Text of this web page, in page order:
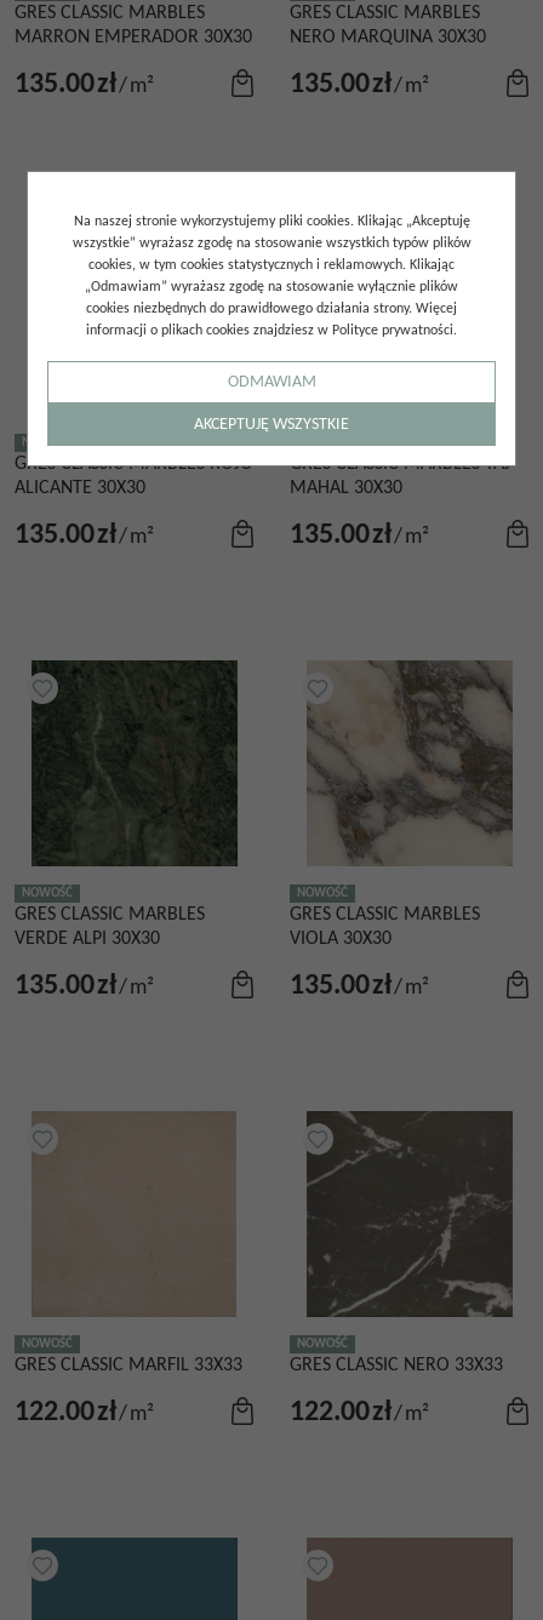
GRES CLASSIC MARBLES
MARRON EMPERADOR 30X30
135.00zł/m²
GRES CLASSIC MARBLES
NERO MARQUINA 30X30
135.00zł/m²
NOWOŚĆ
GRES CLASSIC MARBLES ROJO
ALICANTE 30X30
135.00zł/m²
GRES CLASSIC MARBLES TAJ
MAHAL 30X30
135.00zł/m²
NOWOŚĆ
GRES CLASSIC MARBLES
VERDE ALPI 30X30
135.00zł/m²
NOWOŚĆ
GRES CLASSIC MARBLES
VIOLA 30X30
135.00zł/m²
NOWOŚĆ
GRES CLASSIC MARFIL 33X33
122.00zł/m²
NOWOŚĆ
GRES CLASSIC NERO 33X33
122.00zł/m²
Na naszej stronie wykorzystujemy pliki cookies. Klikając „Akceptuję
wszystkie” wyrażasz zgodę na stosowanie wszystkich typów plików
cookies, w tym cookies statystycznych i reklamowych. Klikając
„Odmawiam” wyrażasz zgodę na stosowanie wyłącznie plików
cookies niezbędnych do prawidłowego działania strony. Więcej
informacji o plikach cookies znajdziesz w Polityce prywatności.
ODMAWIAM
AKCEPTUJĘ WSZYSTKIE